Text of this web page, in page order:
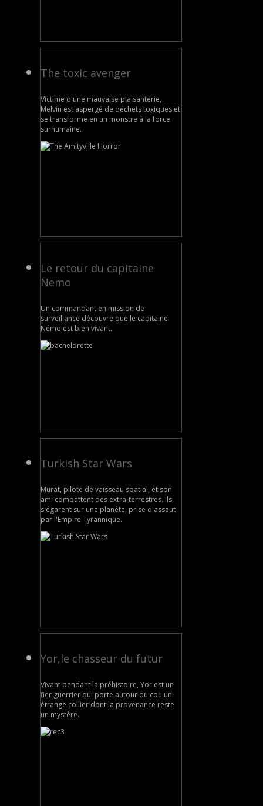
The toxic avenger
Victime d'une mauvaise plaisanterie,
Melvin est aspergé de déchets toxiques et
se transforme en un monstre à la force
surhumaine.
Le retour du capitaine
Nemo
Un commandant en mission de
surveillance découvre que le capitaine
Némo est bien vivant.
Turkish Star Wars
Murat, pilote de vaisseau spatial, et son
ami combattent des extra-terrestres. Ils
s'égarent sur une planète, prise d'assaut
par l'Empire Tyrannique.
Yor,le chasseur du futur
Vivant pendant la préhistoire, Yor est un
fier guerrier qui porte autour du cou un
étrange collier dont la provenance reste
un mystère.